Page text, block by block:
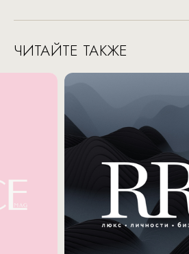
ЧИТАЙТЕ ТАКЖЕ